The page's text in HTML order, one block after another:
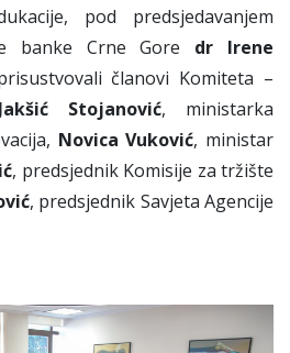
pod predsjedavanjem
banke Crne Gore dr Irene
članovi Komiteta –
Stojanović, ministarka
Novica Vuković, ministar
, predsjednik Komisije za tržište
, predsjednik Savjeta Agencije